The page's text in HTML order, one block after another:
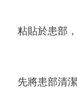
粘貼於患部
先將患部清